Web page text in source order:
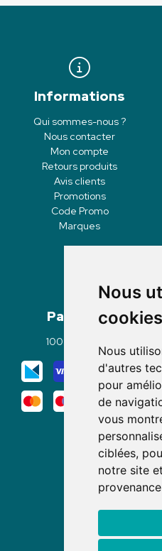
Nous
cookies
Nous
d'autres
pour
de
vous
ciblées,
notre site
Informations
Qui sommes-nous ?
Nous contacter
Mon compte
Retours produits
Avis clients
Promotions
Code Promo
Marques
Paiement
100% sécurisé
Nous